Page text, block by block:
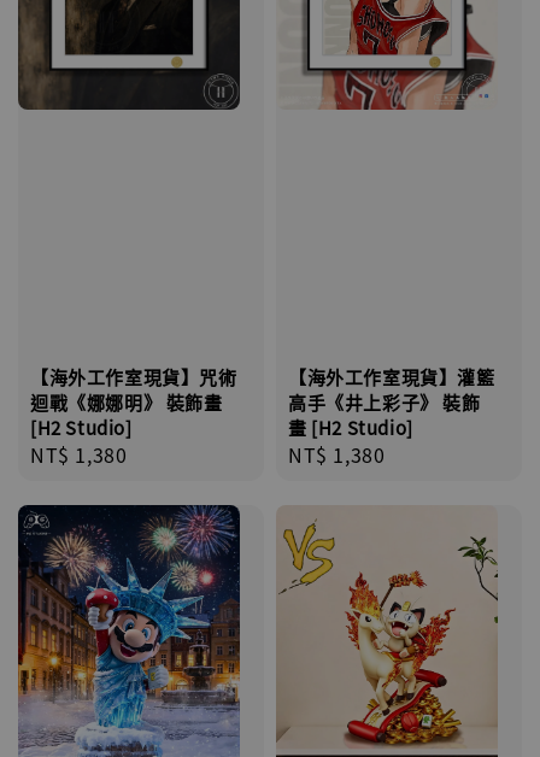
【海外工作室現貨】咒術
迴戰《娜娜明》 裝飾畫
[H2 Studio]
Regular
NT$ 1,380
【海外工作室現貨】灌籃
高手《井上彩子》 裝飾
畫 [H2 Studio]
Regular
NT$ 1,380